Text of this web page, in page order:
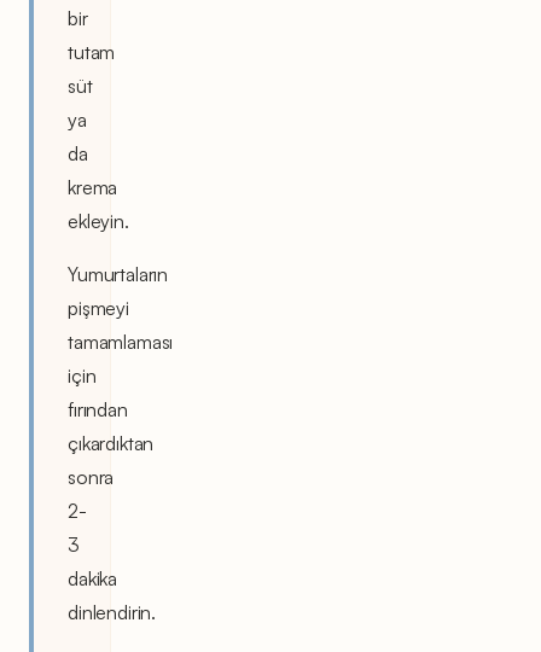
bir
tutam
süt
ya
da
krema
ekleyin.
Yumurtaların
pişmeyi
tamamlaması
için
fırından
çıkardıktan
sonra
2-
3
dakika
dinlendirin.